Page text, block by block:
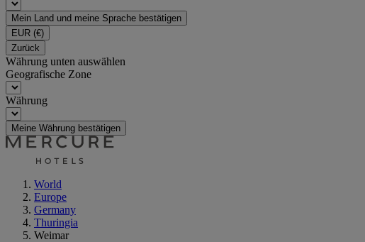
Mein Land und meine Sprache bestätigen
EUR (€)
Zurück
Währung unten auswählen
Geografische Zone
Währung
Meine Währung bestätigen
World
Europe
Germany
Thuringia
Weimar